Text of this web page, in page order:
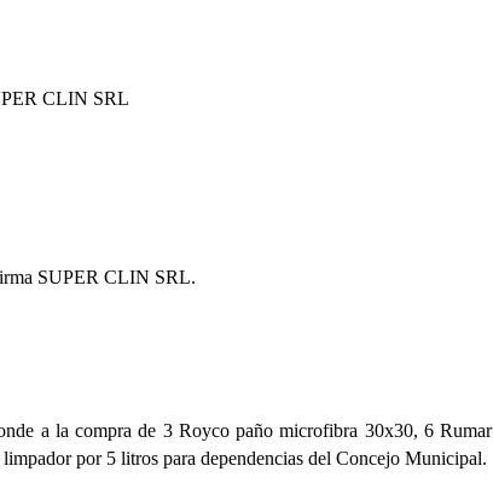
CLIN SRL
SUPER CLIN SRL.
a la compra de 3 Royco paño microfibra 30x30, 6 Rumar
por 5 litros para dependencias del Concejo Municipal.